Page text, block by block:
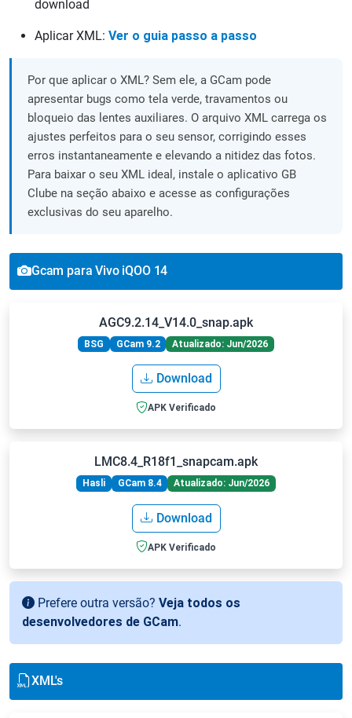
download
Aplicar XML: Ver o guia passo a passo
Por que aplicar o XML? Sem ele, a GCam pode
apresentar bugs como tela verde, travamentos ou
bloqueio das lentes auxiliares. O arquivo XML carrega os
ajustes perfeitos para o seu sensor, corrigindo esses
erros instantaneamente e elevando a nitidez das fotos.
Para baixar o seu XML ideal, instale o aplicativo GB
Clube na seção abaixo e acesse as configurações
exclusivas do seu aparelho.
Gcam para Vivo iQOO 14
AGC9.2.14_V14.0_snap.apk
BSG GCam 9.2 Atualizado: Jun/2026
Download
APK Verificado
LMC8.4_R18f1_snapcam.apk
Hasli GCam 8.4 Atualizado: Jun/2026
Download
APK Verificado
Prefere outra versão? Veja todos os
desenvolvedores de GCam.
XML's